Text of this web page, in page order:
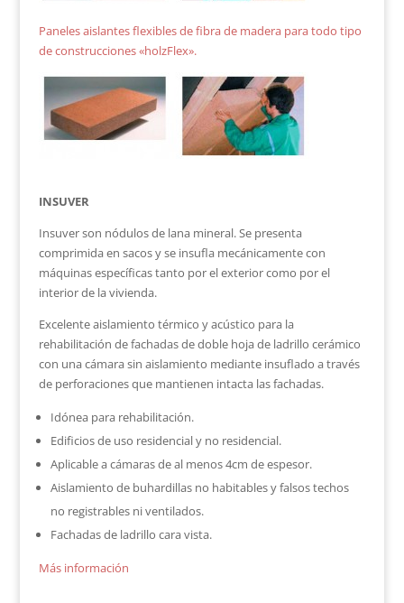
Paneles aislantes flexibles de fibra de madera para todo tipo
de construcciones «holzFlex».
INSUVER
Insuver son nódulos de lana mineral. Se presenta
comprimida en sacos y se insufla mecánicamente con
máquinas específicas tanto por el exterior como por el
interior de la vivienda.
Excelente aislamiento térmico y acústico para la
rehabilitación de fachadas de doble hoja de ladrillo cerámico
con una cámara sin aislamiento mediante insuflado a través
de perforaciones que mantienen intacta las fachadas.
Idónea para rehabilitación.
Edificios de uso residencial y no residencial.
Aplicable a cámaras de al menos 4cm de espesor.
Aislamiento de buhardillas no habitables y falsos techos
no registrables ni ventilados.
Fachadas de ladrillo cara vista.
Más información